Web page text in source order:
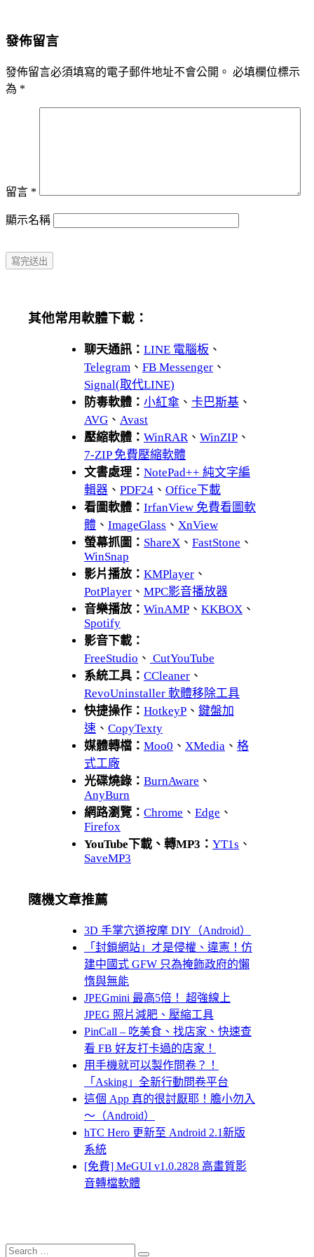
發佈留言
發佈留言必須填寫的電子郵件地址不會公開。 必填欄位標示
為 *
留言 *
顯示名稱
其他常用軟體下載：
聊天通訊： LINE 電腦板 、
Telegram 、 FB Messenger 、
Signal(取代LINE)
防毒軟體： 小紅傘 、 卡巴斯基 、
AVG 、 Avast
壓縮軟體： WinRAR 、 WinZIP 、
7-ZIP 免費壓縮軟體
文書處理： NotePad++ 純文字編
輯器 、 PDF24 、 Office下載
看圖軟體： IrfanView 免費看圖軟
體 、 ImageGlass 、 XnView
螢幕抓圖： ShareX 、 FastStone 、
WinSnap
影片播放： KMPlayer 、
PotPlayer 、 MPC影音播放器
音樂播放： WinAMP 、 KKBOX 、
Spotify
影音下載：
FreeStudio 、 CutYouTube
系統工具： CCleaner 、
RevoUninstaller 軟體移除工具
快捷操作： HotkeyP 、 鍵盤加
速 、 CopyTexty
媒體轉檔： Moo0 、 XMedia 、 格
式工廠
光碟燒錄： BurnAware 、
AnyBurn
網路瀏覽： Chrome 、 Edge 、
Firefox
YouTube下載、轉MP3： YT1s 、
SaveMP3
隨機文章推薦
3D 手掌穴道按摩 DIY（Android）
「封鎖網站」才是侵權、違憲！仿
建中國式 GFW 只為掩飾政府的懶
惰與無能
JPEGmini 最高5倍！ 超強線上
JPEG 照片減肥、壓縮工具
PinCall – 吃美食、找店家、快速查
看 FB 好友打卡過的店家！
用手機就可以製作問卷？！
「Asking」全新行動問卷平台
這個 App 真的很討厭耶！膽小勿入
～（Android）
hTC Hero 更新至 Android 2.1新版
系統
[免費] MeGUI v1.0.2828 高畫質影
音轉檔軟體
Search